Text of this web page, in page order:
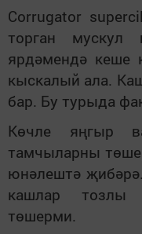
Corrugator
торган
ярдәмендә кеше
кыскалый ала.
бар. Бу турыда
Көчле яңгыр
тамчыларны
юнәлештә
кашлар
төшерми.